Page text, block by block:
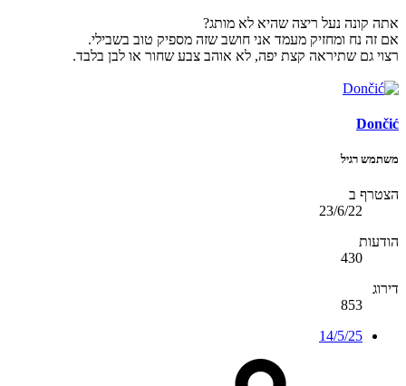
אתה קונה נעל ריצה שהיא לא מותג?
אם זה נח ומחזיק מעמד אני חושב שזה מספיק טוב בשבילי.
רצוי גם שתיראה קצת יפה, לא אוהב צבע שחור או לבן בלבד.
Dončić
משתמש רגיל
הצטרף ב
23/6/22
הודעות
430
דירוג
853
14/5/25